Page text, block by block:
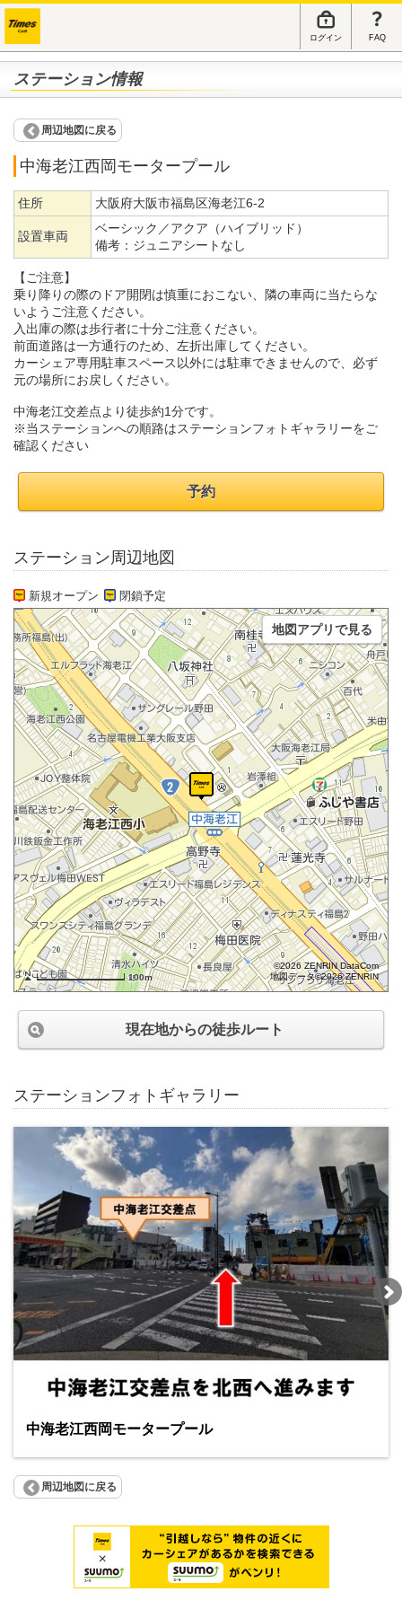
ログイン FAQ
ステーション情報
周辺地図に戻る
中海老江西岡モータープール
住所 大阪府大阪市福島区海老江6-2
設置車両
ベーシック／アクア（ハイブリッド）
備考： ジュニアシートなし
【ご注意】
乗り降りの際のドア開閉は慎重におこない、隣の車両に当たらな
いようご注意ください。
入出庫の際は歩行者に十分ご注意ください。
前面道路は一方通行のため、左折出庫してください。
カーシェア専用駐車スペース以外には駐車できませんので、必ず
元の場所にお戻しください。
中海老江交差点より徒歩約1分です。
※当ステーションへの順路はステーションフォトギャラリーをご
確認ください
予約
ステーション周辺地図
新規オープン 閉鎖予定
100m
©2026 ZENRIN DataCom
地図データ©2026 ZENRIN
地図アプリで見る
現在地からの徒歩ルート
ステーションフォトギャラリー
中海老江西岡モータープール
周辺地図に戻る